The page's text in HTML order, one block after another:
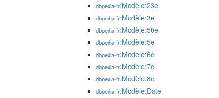
dbpedia-fr:Modèle:23e
dbpedia-fr:Modèle:3e
dbpedia-fr:Modèle:50e
dbpedia-fr:Modèle:5e
dbpedia-fr:Modèle:6e
dbpedia-fr:Modèle:7e
dbpedia-fr:Modèle:8e
dbpedia-fr:Modèle:Date-